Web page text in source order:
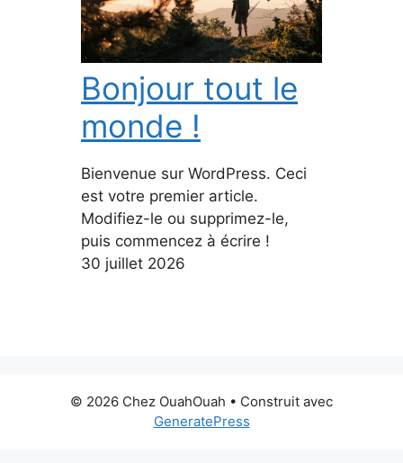
Bonjour tout le
monde !
Bienvenue sur WordPress. Ceci
est votre premier article.
Modifiez-le ou supprimez-le,
puis commencez à écrire !
30 juillet 2026
© 2026 Chez OuahOuah • Construit avec
GeneratePress